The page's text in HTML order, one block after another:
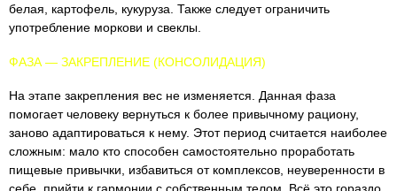
белая, картофель, кукуруза. Также следует ограничить
употребление моркови и свеклы.
ФАЗА — ЗАКРЕПЛЕНИЕ (КОНСОЛИДАЦИЯ)
На этапе закрепления вес не изменяется. Данная фаза
помогает человеку вернуться к более привычному рациону,
заново адаптироваться к нему. Этот период считается наиболее
сложным: мало кто способен самостоятельно проработать
пищевые привычки, избавиться от комплексов, неуверенности в